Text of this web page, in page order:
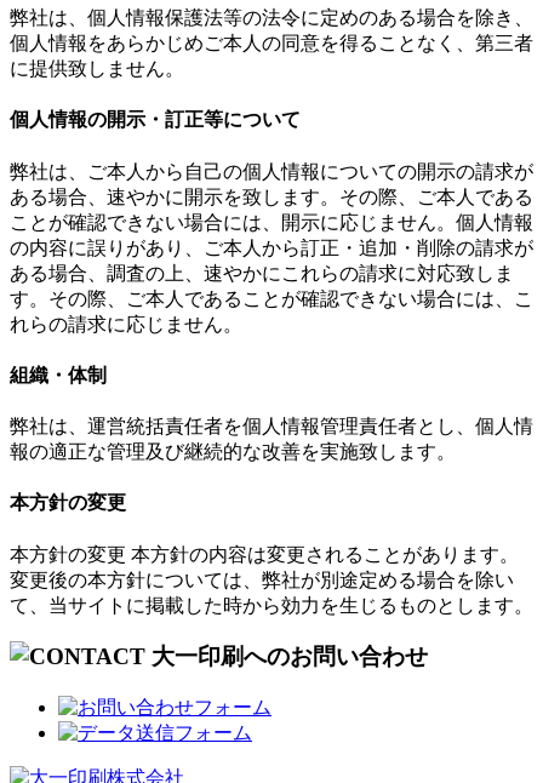
弊社は、個人情報保護法等の法令に定めのある場合を除き、
個人情報をあらかじめご本人の同意を得ることなく、第三者
に提供致しません。
個人情報の開示・訂正等について
弊社は、ご本人から自己の個人情報についての開示の請求が
ある場合、速やかに開示を致します。その際、ご本人である
ことが確認できない場合には、開示に応じません。個人情報
の内容に誤りがあり、ご本人から訂正・追加・削除の請求が
ある場合、調査の上、速やかにこれらの請求に対応致しま
す。その際、ご本人であることが確認できない場合には、こ
れらの請求に応じません。
組織・体制
弊社は、運営統括責任者を個人情報管理責任者とし、個人情
報の適正な管理及び継続的な改善を実施致します。
本方針の変更
本方針の変更 本方針の内容は変更されることがあります。
変更後の本方針については、弊社が別途定める場合を除い
て、当サイトに掲載した時から効力を生じるものとします。